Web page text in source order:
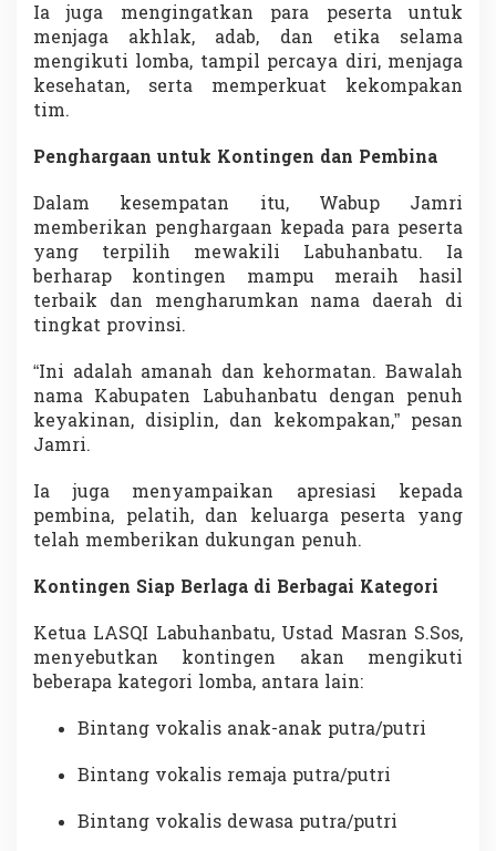
Ia juga mengingatkan para peserta untuk
menjaga akhlak, adab, dan etika selama
mengikuti lomba, tampil percaya diri, menjaga
kesehatan, serta memperkuat kekompakan
tim.
Penghargaan untuk Kontingen dan Pembina
Dalam kesempatan itu, Wabup Jamri
memberikan penghargaan kepada para peserta
yang terpilih mewakili Labuhanbatu. Ia
berharap kontingen mampu meraih hasil
terbaik dan mengharumkan nama daerah di
tingkat provinsi.
“Ini adalah amanah dan kehormatan. Bawalah
nama Kabupaten Labuhanbatu dengan penuh
keyakinan, disiplin, dan kekompakan,” pesan
Jamri.
Ia juga menyampaikan apresiasi kepada
pembina, pelatih, dan keluarga peserta yang
telah memberikan dukungan penuh.
Kontingen Siap Berlaga di Berbagai Kategori
Ketua LASQI Labuhanbatu, Ustad Masran S.Sos,
menyebutkan kontingen akan mengikuti
beberapa kategori lomba, antara lain:
Bintang vokalis anak-anak putra/putri
Bintang vokalis remaja putra/putri
Bintang vokalis dewasa putra/putri